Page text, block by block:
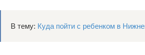
В тему: Куда пойти с ребенком в